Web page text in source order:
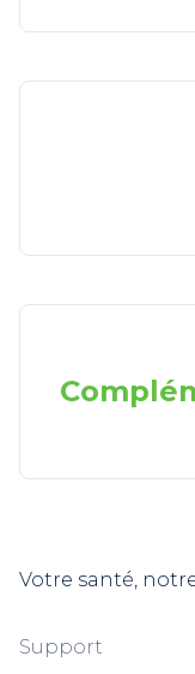
Votre santé,
Support